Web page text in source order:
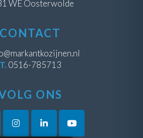
WE Oosterwolde
CONTACT
T. 0516-785713
ONS